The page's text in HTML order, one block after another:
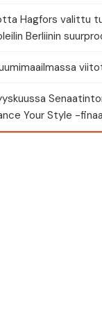
Hagfors valittu
Berliinin
Your Style -